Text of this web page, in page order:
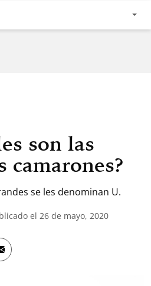
son las
camarones?
se les denominan U.
el 26 de mayo, 2020